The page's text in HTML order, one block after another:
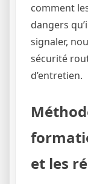
comment
dangers
signaler,
sécurité
d’entretien.
et les